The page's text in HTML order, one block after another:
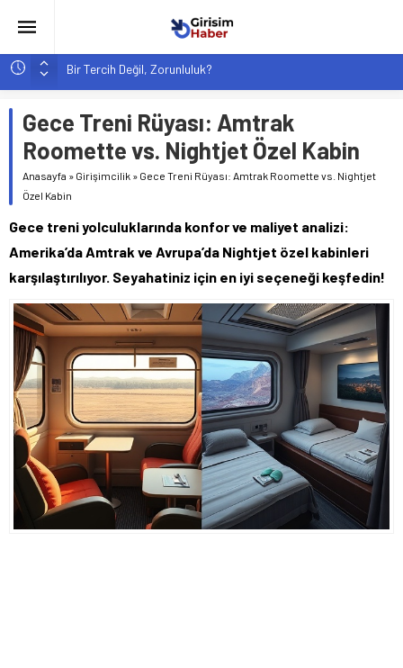
Hindistan’da Mahsur Kalan F-35B: Jeopolitik Sonuçları
Yapay Zeka Destekli Asistanlar: Elon Musk’tan Romantik Bir
Hamle mi?
Girişimcilik ve Yaşam Tarzı: Şehir Değişiminin Nedenleri ve
Etkileri
YZ ile Tüketici Girişimciliği: Yeni Sosyal Bağlantılar
Bir Tercih Değil, Zorunluluk?
Gece Treni Rüyası: Amtrak
Roomette vs. Nightjet Özel Kabin
Anasayfa » Girişimcilik » Gece Treni Rüyası: Amtrak Roomette vs. Nightjet
Özel Kabin
Gece treni yolculuklarında konfor ve maliyet analizi:
Amerika’da Amtrak ve Avrupa’da Nightjet özel kabinleri
karşılaştırılıyor. Seyahatiniz için en iyi seçeneği keşfedin!